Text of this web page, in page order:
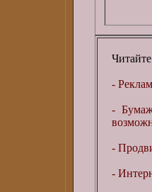
-
-
-
-